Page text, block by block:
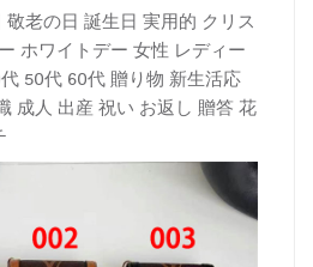
老の日 誕生日 実用的 クリス
ホワイトデー 女性 レディー
50代 60代 贈り物 新生活応
成人 出産 祝い お返し 贈答 花